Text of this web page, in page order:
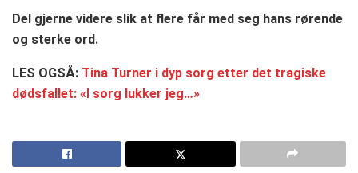
Del gjerne videre slik at flere får med seg hans rørende
og sterke ord.
LES OGSÅ: Tina Turner i dyp sorg etter det tragiske
dødsfallet: «I sorg lukker jeg…»